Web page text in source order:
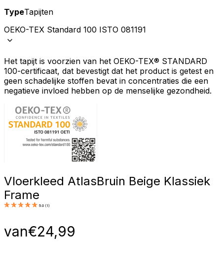
TypeTapijten
OEKO-TEX Standard 100 ISTO 081191
Het tapijt is voorzien van het OEKO-TEX® STANDARD
100-certificaat, dat bevestigt dat het product is getest en
geen schadelijke stoffen bevat in concentraties die een
negatieve invloed hebben op de menselijke gezondheid.
Vloerkleed AtlasBruin Beige Klassiek
Frame
5.0 (1 )
van€24,99